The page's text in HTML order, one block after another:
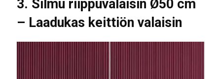
3. Silmu riippuvalaisin Ø50 cm
– Laadukas keittiön valaisin